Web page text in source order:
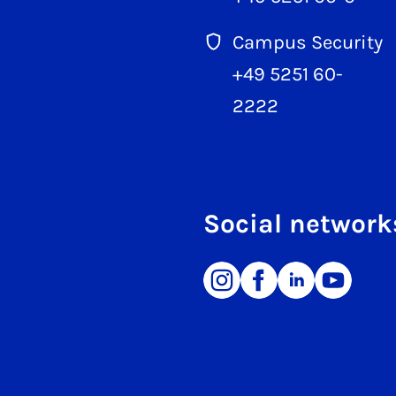
Campus Security
+49 5251 60-
2222
Social